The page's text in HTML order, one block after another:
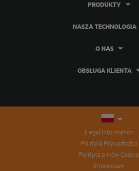
PRODUKTY
NASZA TECHNOLOGIA
O NAS
OBSŁUGA KLIENTA
Legal Information
Polityka Prywatności
Polityka plików Cookie
Impressum